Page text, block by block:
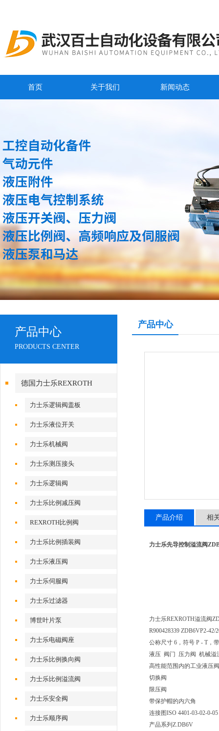
首页 关于我们 新闻动态
产品中心
PRODUCTS CENTER
德国力士乐REXROTH
力士乐逻辑阀盖板
力士乐液位开关
力士乐机械阀
力士乐测压接头
力士乐逻辑阀
力士乐比例减压阀
REXROTH比例阀
力士乐比例插装阀
力士乐液压阀
力士乐伺服阀
力士乐过滤器
博世叶片泵
力士乐电磁阀座
力士乐比例换向阀
力士乐比例溢流阀
力士乐安全阀
力士乐顺序阀
产品中心
产品介绍 相
力士乐先导控制溢流阀
力士乐REXROTH溢流阀
R900428339 ZDB6VP2-42/
公称尺寸 6，符号 P - T，
液压 阀门 压力阀 机械溢
高性能范围内的工业液压
切换阀
限压阀
带保护帽的内六角
连接图ISO 4401-03-02-0-05
产品系列 Z.DB6V